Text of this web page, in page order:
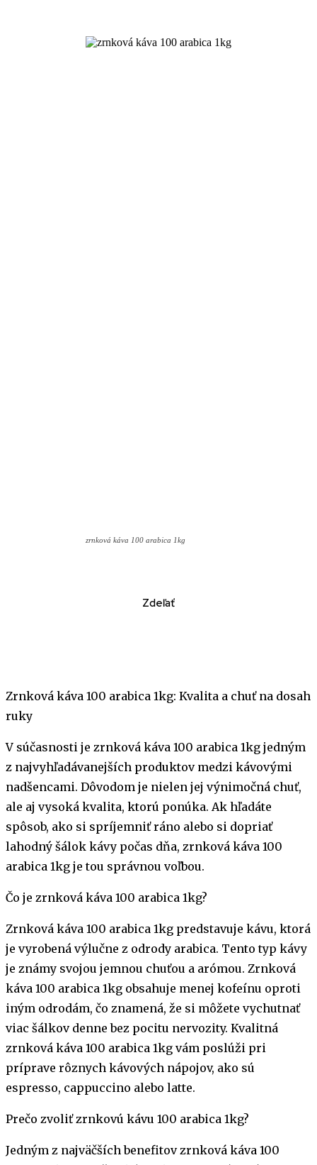
zrnková káva 100 arabica 1kg
Zdeľať
Zrnková káva 100 arabica 1kg: Kvalita a chuť na dosah
ruky
V súčasnosti je zrnková káva 100 arabica 1kg jedným
z najvyhľadávanejších produktov medzi kávovými
nadšencami. Dôvodom je nielen jej výnimočná chuť,
ale aj vysoká kvalita, ktorú ponúka. Ak hľadáte
spôsob, ako si spríjemniť ráno alebo si dopriať
lahodný šálok kávy počas dňa, zrnková káva 100
arabica 1kg je tou správnou voľbou.
Čo je zrnková káva 100 arabica 1kg?
Zrnková káva 100 arabica 1kg predstavuje kávu, ktorá
je vyrobená výlučne z odrody arabica. Tento typ kávy
je známy svojou jemnou chuťou a arómou. Zrnková
káva 100 arabica 1kg obsahuje menej kofeínu oproti
iným odrodám, čo znamená, že si môžete vychutnať
viac šálkov denne bez pocitu nervozity. Kvalitná
zrnková káva 100 arabica 1kg vám poslúži pri
príprave rôznych kávových nápojov, ako sú
espresso, cappuccino alebo latte.
Prečo zvoliť zrnkovú kávu 100 arabica 1kg?
Jedným z najväčších benefitov zrnková káva 100